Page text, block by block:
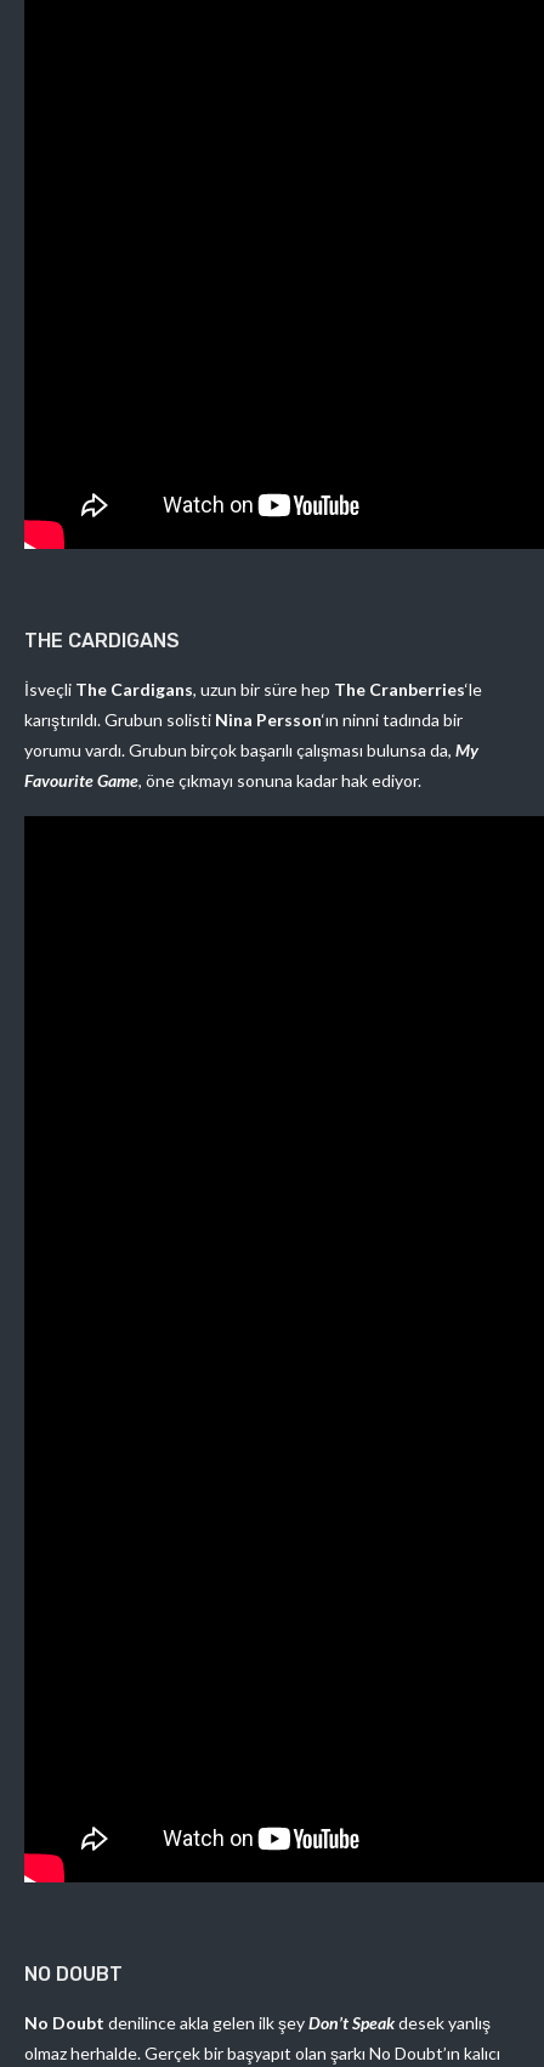
THE CARDIGANS
İsveçli The Cardigans, uzun bir süre hep The Cranberries‘le
karıştırıldı. Grubun solisti Nina Persson‘ın ninni tadında bir
yorumu vardı. Grubun birçok başarılı çalışması bulunsa da, My
Favourite Game, öne çıkmayı sonuna kadar hak ediyor.
NO DOUBT
No Doubt denilince akla gelen ilk şeyDon’t Speakdesek yanlış
olmaz herhalde. Gerçek bir başyapıt olan şarkı No Doubt’ın kalıcı